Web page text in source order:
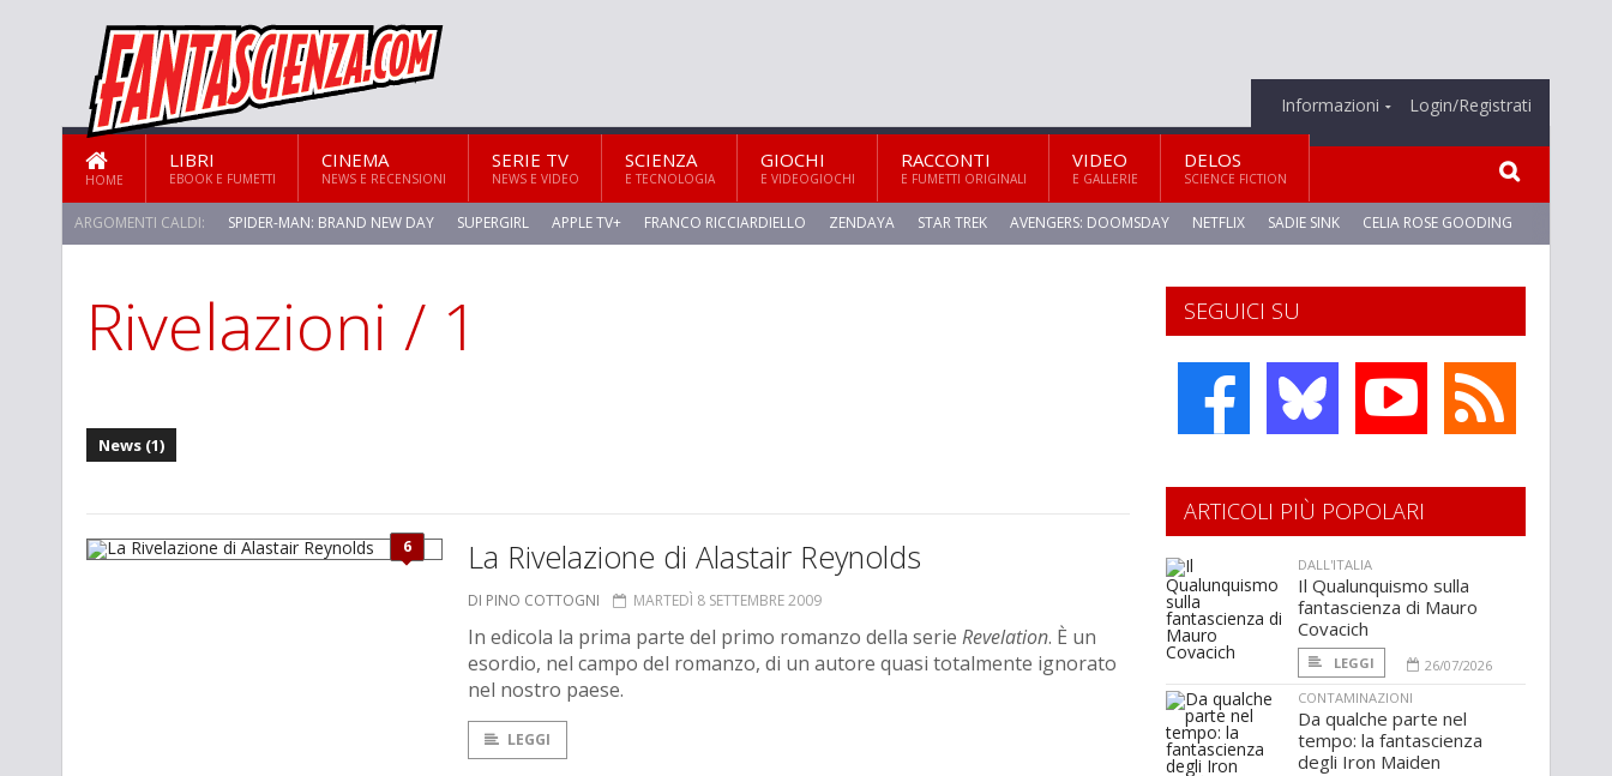
Informazioni Login/Registrati
HOME
LIBRI
EBOOK E FUMETTI
CINEMA
NEWS E RECENSIONI
SERIE TV
NEWS E VIDEO
SCIENZA
E TECNOLOGIA
GIOCHI
E VIDEOGIOCHI
RACCONTI
E FUMETTI ORIGINALI
VIDEO
E GALLERIE
DELOS
SCIENCE FICTION
ARGOMENTI CALDI: SPIDER-MAN: BRAND NEW DAY SUPERGIRL APPLE TV+ FRANCO RICCIARDIELLO ZENDAYA STAR TREK AVENGERS: DOOMSDAY NETFLIX SADIE SINK CELIA ROSE GOODING
Rivelazioni / 1
News (1)
6 La Rivelazione di Alastair Reynolds
DI PINO COTTOGNI MARTEDÌ 8 SETTEMBRE 2009
In edicola la prima parte del primo romanzo della serie Revelation. È un
esordio, nel campo del romanzo, di un autore quasi totalmente ignorato
nel nostro paese.
LEGGI
SEGUICI SU
ARTICOLI PIÙ POPOLARI
DALL'ITALIA
Il Qualunquismo sulla
fantascienza di Mauro
Covacich
LEGGI
26/07/2026
CONTAMINAZIONI
Da qualche parte nel
tempo: la fantascienza
degli Iron Maiden